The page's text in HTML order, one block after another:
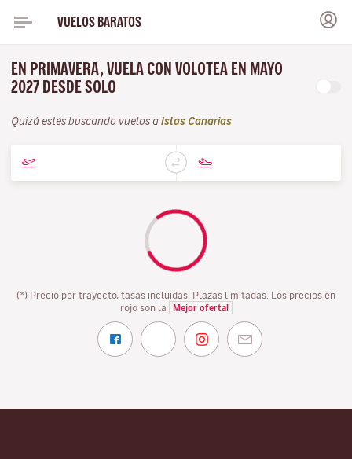
VUELOS BARATOS
EN PRIMAVERA, VUELA CON VOLOTEA EN MAYO
2027 DESDE SOLO
Quizá estés buscando vuelos a Islas Canarias
(*) Precio por trayecto, tasas incluidas. Plazas limitadas. Los precios en
rojo son la
Mejor oferta!